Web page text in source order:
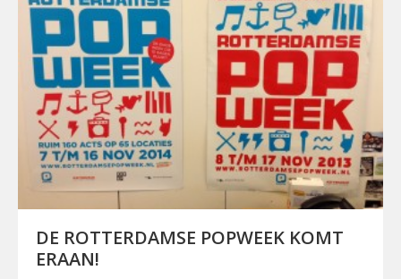
DE ROTTERDAMSE POPWEEK KOMT
ERAAN!